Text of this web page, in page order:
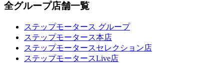
全グループ店舗一覧
ステップモータース グループ
ステップモータース本店
ステップモータースセレクション店
ステップモータースLive店